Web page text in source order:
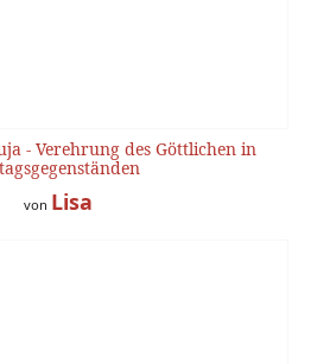
- Verehrung des Göttlichen in
von Lisa